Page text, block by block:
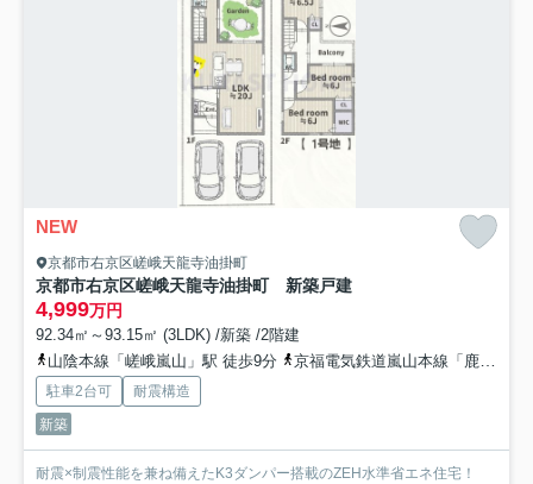
NEW
京都市右京区嵯峨天龍寺油掛町
京都市右京区嵯峨天龍寺油掛町 新築戸建
4,999万円
92.34㎡～93.15㎡ (3LDK) /新築 /2階建
山陰本線「嵯峨嵐山」駅 徒歩9分
京福電気鉄道嵐山本線「鹿王院」駅 徒歩5分
駐車2台可
耐震構造
新築
耐震×制震性能を兼ね備えたK3ダンパー搭載のZEH水準省エネ住宅！